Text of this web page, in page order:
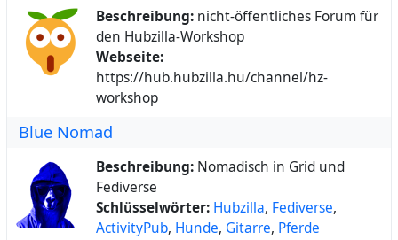
Beschreibung: nicht-öffentliches Forum für
den Hubzilla-Workshop
Webseite:
https://hub.hubzilla.hu/channel/hz-
workshop
Blue Nomad
Beschreibung: Nomadisch in Grid und
Fediverse
Schlüsselwörter: Hubzilla, Fediverse,
ActivityPub, Hunde, Gitarre, Pferde